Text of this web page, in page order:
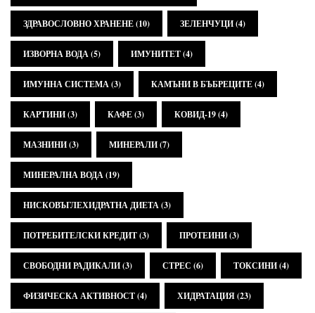
ЗДРАВОСЛОВНО ХРАНЕНЕ(10) ЗЕЛЕНЧУЦИ(4)
ИЗВОРНА ВОДА(5) ИМУНИТЕТ(4)
ИМУННА СИСТЕМА(3) КАМЪНИ В БЪБРЕЦИТЕ(4)
КАРТИНИ(3) КАФЕ(3) КОВИД-19(4)
МАЗНИНИ(3) МИНЕРАЛИ(7)
МИНЕРАЛНА ВОДА(19)
НИСКОВЪГЛЕХИДРАТНА ДИЕТА(3)
ПОТРЕБИТЕЛСКИ КРЕДИТ(3) ПРОТЕИНИ(3)
СВОБОДНИ РАДИКАЛИ(3) СТРЕС (6) ТОКСИНИ(4)
ФИЗИЧЕСКА АКТИВНОСТ(4) ХИДРАТАЦИЯ(23)